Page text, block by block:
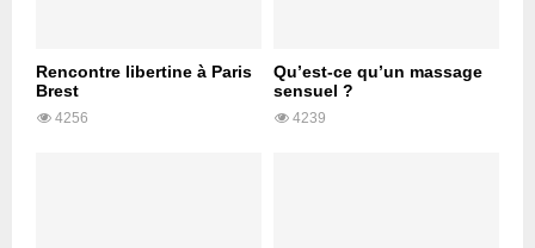
Rencontre libertine à Paris
Brest
4256
Qu’est-ce qu’un massage
sensuel ?
4239